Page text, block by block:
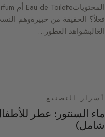
فعلاً؟ الحقيقة من خبيرةوهم
الغالبشواهد العطور…
أسرار التصنيع
ماء السنتور: عطر
شامل)